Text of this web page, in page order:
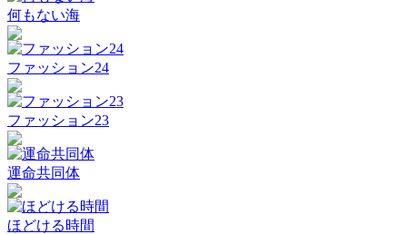
何もない海
ファッション24
ファッション23
運命共同体
ほどける時間